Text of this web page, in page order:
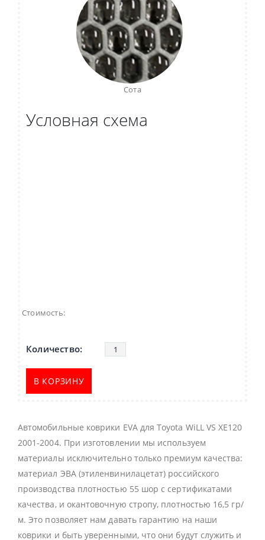
Сота
Условная схема
Стоимость:
В КОРЗИНУ
Автомобильные коврики EVA для Toyota WiLL VS XE120
2001-2004. При изготовлении мы используем
материалы исключительно только премиум качества:
материал ЭВА (этиленвинилацетат) российского
производства плотностью 55 шор с сертификатами
качества, и окантовочную стропу, плотностью 16,5 гр/
м. Это позволяет нам давать гарантию на наши
коврики и быть уверенными, что они будут служить и